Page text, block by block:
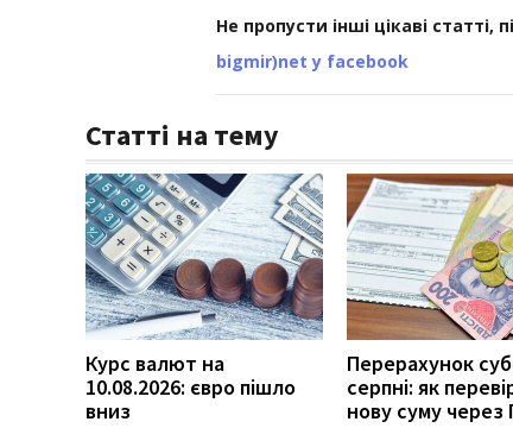
Не пропусти інші цікаві статті,
bigmir)net у facebook
Статті на тему
Курс валют на
10.08.2026: євро пішло
вниз
Перерахунок
серпні: як
нову суму